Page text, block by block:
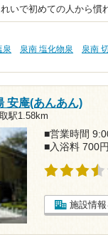
いで初めての人から慣
泉 泉南 塩化物泉 泉南
安庵(あんあん)
駅1.58km
■営業時間
■入浴料 700
施設情